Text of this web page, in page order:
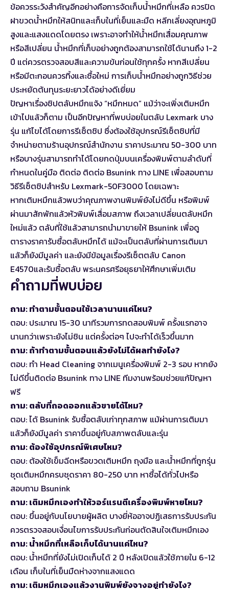
ข้อควรระวังสำคัญอีกอย่างคือการจัดเก็บน้ำหมึกที่เหลือ ควรปิด
ฝาขวดน้ำหมึกให้สนิทและเก็บในที่เย็นและมืด หลีกเลี่ยงอุณหภูมิ
สูงและแสงแดดโดยตรง เพราะอาจทำให้น้ำหมึกเสื่อมคุณภาพ
หรือสีเปลี่ยน น้ำหมึกที่เก็บอย่างถูกต้องสามารถใช้ได้นานถึง 1-2
ปี แต่ควรตรวจสอบสีและความข้นก่อนใช้ทุกครั้ง หากสีเปลี่ยน
หรือมีตะกอนควรทิ้งและซื้อใหม่ การเก็บน้ำหมึกอย่างถูกวิธีช่วย
ประหยัดต้นทุนระยะยาวได้อย่างดีเยี่ยม
ปัญหาเรื่องชิปตลับหมึกแจ้ง “หมึกหมด” แม้ว่าจะเพิ่งเติมหมึก
เข้าไปแล้วก็ตาม เป็นอีกปัญหาที่พบบ่อยในตลับ Lexmark บาง
รุ่น แก้ไขได้โดยการรีเซ็ตชิป ซึ่งต้องใช้อุปกรณ์รีเซ็ตชิปที่มี
จำหน่ายตามร้านอุปกรณ์สำนักงาน ราคาประมาณ 50-300 บาท
หรือบางรุ่นสามารถทำได้โดยกดปุ่มบนเครื่องพิมพ์ตามลำดับที่
กำหนดในคู่มือ ติดต่อ ติดต่อ Bsunink ทาง LINE เพื่อสอบถาม
วิธีรีเซ็ตชิปสำหรับ Lexmark-50F3000 โดยเฉพาะ
หากเติมหมึกแล้วพบว่าคุณภาพงานพิมพ์ยังไม่ดีขึ้น หรือพิมพ์
ผ่านมาสักพักแล้วหัวพิมพ์เสื่อมสภาพ ถึงเวลาเปลี่ยนตลับหมึก
ใหม่แล้ว ตลับที่ใช้แล้วสามารถนำมาขายให้ Bsunink เพื่อดู
ตารางราคารับซื้อตลับหมึกได้ แม้จะเป็นตลับที่ผ่านการเติมมา
แล้วก็ยังมีมูลค่า และยังมีข้อมูลเรื่องรีเซ็ตตลับ Canon
E4570และรับซื้อตลับ พระนครศรีอยุธยาให้ศึกษาเพิ่มเติม
คำถามที่พบบ่อย
ถาม: ทำตามขั้นตอนใช้เวลานานแค่ไหน?
ตอบ: ประมาณ 15-30 นาทีรวมการทดสอบพิมพ์ ครั้งแรกอาจ
นานกว่าเพราะยังไม่ชิน แต่ครั้งต่อๆ ไปจะทำได้เร็วขึ้นมาก
ถาม: ถ้าทำตามขั้นตอนแล้วยังไม่ได้ผลทำยังไง?
ตอบ: ทำ Head Cleaning จากเมนูเครื่องพิมพ์ 2-3 รอบ หากยัง
ไม่ดีขึ้นติดต่อ Bsunink ทาง LINE ทีมงานพร้อมช่วยแก้ปัญหา
ฟรี
ถาม: ตลับที่ถอดออกแล้วขายได้ไหม?
ตอบ: ได้ Bsunink รับซื้อตลับเก่าทุกสภาพ แม้ผ่านการเติมมา
แล้วก็ยังมีมูลค่า ราคาขึ้นอยู่กับสภาพตลับและรุ่น
ถาม: ต้องใช้อุปกรณ์พิเศษไหม?
ตอบ: ต้องใช้เข็มฉีดหรือขวดเติมหมึก ถุงมือ และน้ำหมึกที่ถูกรุ่น
ชุดเติมหมึกครบชุดราคา 80-250 บาท หาซื้อได้ทั่วไปหรือ
สอบถาม Bsunink
ถาม: เติมหมึกเองทำให้วอร์แรนตีเครื่องพิมพ์หายไหม?
ตอบ: ขึ้นอยู่กับนโยบายผู้ผลิต บางยี่ห้ออาจปฏิเสธการรับประกัน
ควรตรวจสอบเงื่อนไขการรับประกันก่อนตัดสินใจเติมหมึกเอง
ถาม: น้ำหมึกที่เหลือเก็บได้นานแค่ไหน?
ตอบ: น้ำหมึกที่ยังไม่เปิดเก็บได้ 2 ปี หลังเปิดแล้วใช้ภายใน 6-12
เดือน เก็บในที่เย็นมืดห่างจากแสงแดด
ถาม: เติมหมึกเองแล้วงานพิมพ์ยังจางอยู่ทำยังไง?